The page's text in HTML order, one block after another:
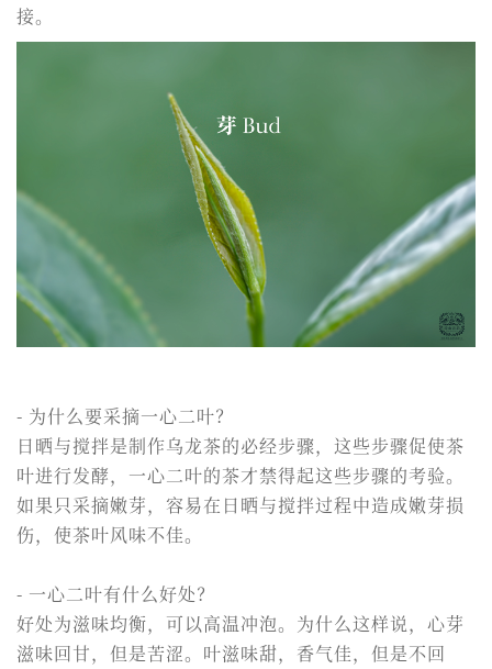
接。
- 为什么要采摘一心二叶？
日晒与搅拌是制作乌龙茶的必经步骤，这些步骤促使茶
叶进行发酵，一心二叶的茶才禁得起这些步骤的考验。
如果只采摘嫩芽，容易在日晒与搅拌过程中造成嫩芽损
伤，使茶叶风味不佳。
- 一心二叶有什么好处？
好处为滋味均衡，可以高温冲泡。为什么这样说，心芽
滋味回甘，但是苦涩。叶滋味甜，香气佳，但是不回